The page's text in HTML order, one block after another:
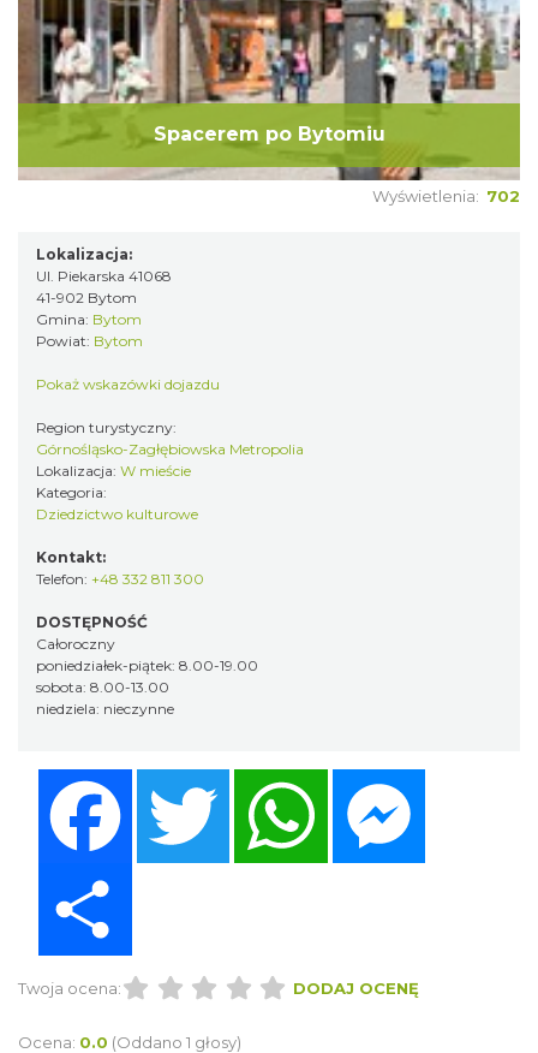
Spacerem po Bytomiu
Wyświetlenia: 702
Lokalizacja:
Ul. Piekarska 41068
41-902 Bytom
Gmina: Bytom
Powiat: Bytom
Pokaż wskazówki dojazdu
Region turystyczny:
Górnośląsko-Zagłębiowska Metropolia
Lokalizacja: W mieście
Kategoria:
Dziedzictwo kulturowe
Kontakt:
Telefon: +48 332 811 300
DOSTĘPNOŚĆ
Całoroczny
poniedziałek-piątek: 8.00-19.00
sobota: 8.00-13.00
niedziela: nieczynne
Twitter WhatsApp
Twoja ocena: DODAJ OCENĘ
Ocena: 0.0 (Oddano 1 głosy)